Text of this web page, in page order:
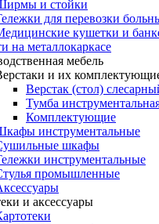
и стойки
для перевозки
кушетки и
на металлокаркасе
мебель
и их
Верстак (стол)
Тумба
Комплектующие
инструментальные
шкафы
инструментальные
промышленные
и аксессуары